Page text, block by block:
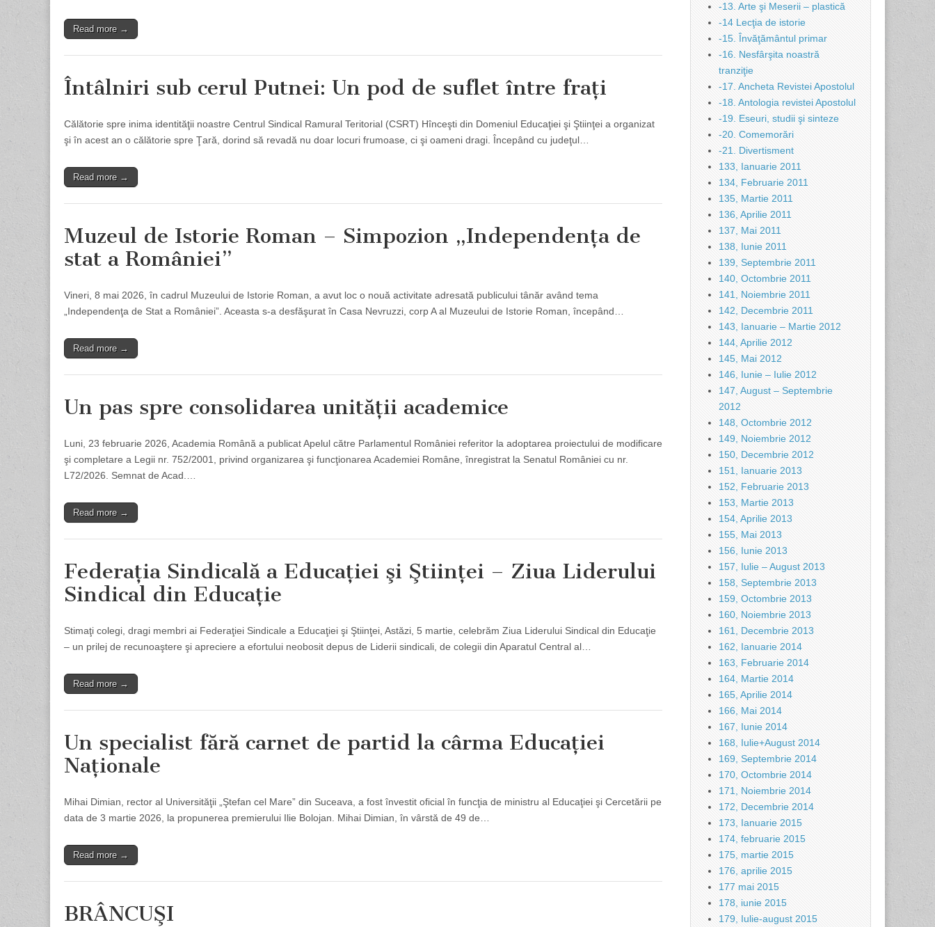
Read more →
Întâlniri sub cerul Putnei: Un pod de suflet între fraţi
Călătorie spre inima identităţii noastre Centrul Sindical Ramural Teritorial (CSRT) Hînceşti din Domeniul Educaţiei şi Ştiinţei a organizat
şi în acest an o călătorie spre Ţară, dorind să revadă nu doar locuri frumoase, ci şi oameni dragi. Începând cu judeţul…
Read more →
Muzeul de Istorie Roman – Simpozion „Independenţa de
stat a României”
Vineri, 8 mai 2026, în cadrul Muzeului de Istorie Roman, a avut loc o nouă activitate adresată publicului tânăr având tema
„Independenţa de Stat a României”. Aceasta s-a desfăşurat în Casa Nevruzzi, corp A al Muzeului de Istorie Roman, începând…
Read more →
Un pas spre consolidarea unităţii academice
Luni, 23 februarie 2026, Academia Română a publicat Apelul către Parlamentul României referitor la adoptarea proiectului de modificare
şi completare a Legii nr. 752/2001, privind organizarea şi funcţionarea Academiei Române, înregistrat la Senatul României cu nr.
L72/2026. Semnat de Acad.…
Read more →
Federaţia Sindicală a Educaţiei şi Ştiinţei – Ziua Liderului
Sindical din Educaţie
Stimaţi colegi, dragi membri ai Federaţiei Sindicale a Educaţiei şi Ştiinţei, Astăzi, 5 martie, celebrăm Ziua Liderului Sindical din Educaţie
– un prilej de recunoaştere şi apreciere a efortului neobosit depus de Liderii sindicali, de colegii din Aparatul Central al…
Read more →
Un specialist fără carnet de partid la cârma Educaţiei
Naţionale
Mihai Dimian, rector al Universităţii „Ştefan cel Mare” din Suceava, a fost învestit oficial în funcţia de ministru al Educaţiei şi Cercetării pe
data de 3 martie 2026, la propunerea premierului Ilie Bolojan. Mihai Dimian, în vârstă de 49 de…
Read more →
BRÂNCUŞI
-13. Arte şi Meserii – plastică
-14 Lecţia de istorie
-15. Învăţământul primar
-16. Nesfârşita noastră
tranziţie
-17. Ancheta Revistei Apostolul
-18. Antologia revistei Apostolul
-19. Eseuri, studii şi sinteze
-20. Comemorări
-21. Divertisment
133, Ianuarie 2011
134, Februarie 2011
135, Martie 2011
136, Aprilie 2011
137, Mai 2011
138, Iunie 2011
139, Septembrie 2011
140, Octombrie 2011
141, Noiembrie 2011
142, Decembrie 2011
143, Ianuarie – Martie 2012
144, Aprilie 2012
145, Mai 2012
146, Iunie – Iulie 2012
147, August – Septembrie
2012
148, Octombrie 2012
149, Noiembrie 2012
150, Decembrie 2012
151, Ianuarie 2013
152, Februarie 2013
153, Martie 2013
154, Aprilie 2013
155, Mai 2013
156, Iunie 2013
157, Iulie – August 2013
158, Septembrie 2013
159, Octombrie 2013
160, Noiembrie 2013
161, Decembrie 2013
162, Ianuarie 2014
163, Februarie 2014
164, Martie 2014
165, Aprilie 2014
166, Mai 2014
167, Iunie 2014
168, Iulie+August 2014
169, Septembrie 2014
170, Octombrie 2014
171, Noiembrie 2014
172, Decembrie 2014
173, Ianuarie 2015
174, februarie 2015
175, martie 2015
176, aprilie 2015
177 mai 2015
178, iunie 2015
179, Iulie-august 2015